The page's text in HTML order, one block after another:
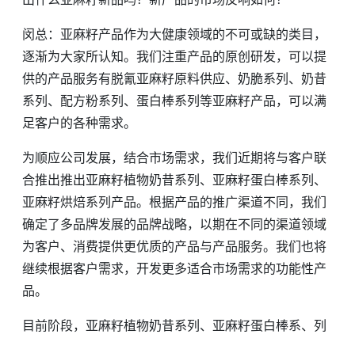
闵总：亚麻籽产品作为大健康领域的不可或缺的类目，
逐渐为大家所认知。我们注重产品的原创研发，可以提
供的产品服务有脱氰亚麻籽原料供应、奶脆系列、奶昔
系列、配方粉系列、蛋白棒系列等亚麻籽产品，可以满
足客户的各种需求。
为顺应公司发展，结合市场需求，我们近期将与客户联
合推出推出亚麻籽植物奶昔系列、亚麻籽蛋白棒系列、
亚麻籽烘焙系列产品。根据产品的推广渠道不同，我们
确定了多品牌发展的品牌战略，以期在不同的渠道领域
为客户、消费提供更优质的产品与产品服务。我们也将
继续根据客户需求，开发更多适合市场需求的功能性产
品。
目前阶段，亚麻籽植物奶昔系列、亚麻籽蛋白棒系、列